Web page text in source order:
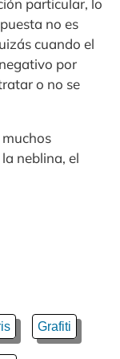
particular, lo
no es
cuando el
por
o no se
la neblina, el
Grafiti